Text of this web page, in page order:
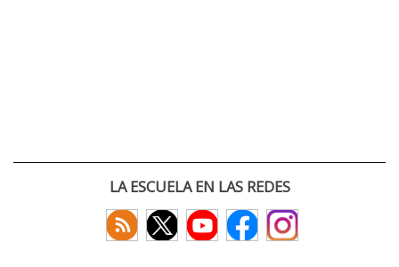
LA ESCUELA EN LAS REDES